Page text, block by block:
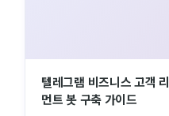
텔레그램 비즈니스 고객
먼트 봇 구축 가이드